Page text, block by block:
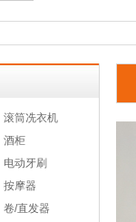
滚筒冼衣机
酒柜
电动牙刷
按摩器
卷/直发器